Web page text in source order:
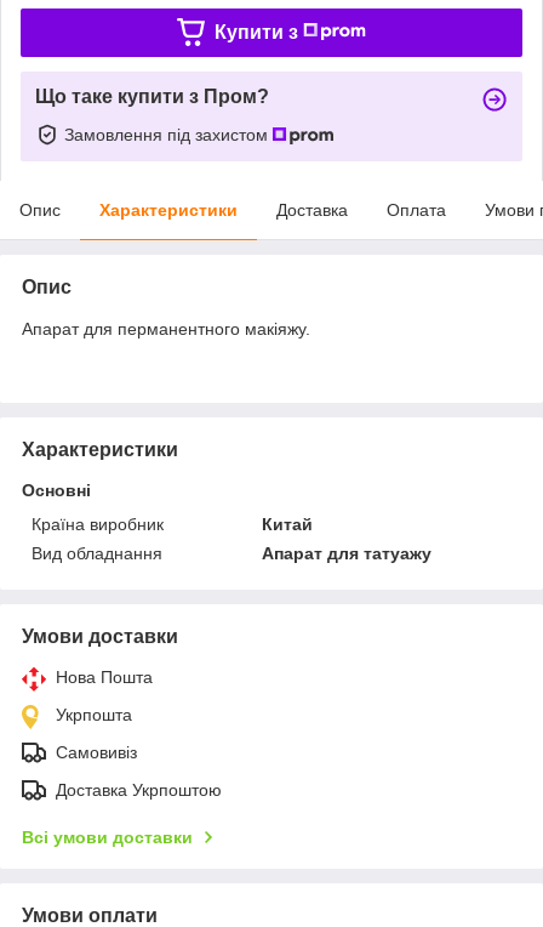
Купити з
Що таке купити з Пром?
Замовлення під захистом
Опис Характеристики Доставка Оплата Умови
Опис
Апарат для перманентного макіяжу.
Характеристики
Основні
Країна виробник
Китай
Вид обладнання
Апарат для татуажу
Умови доставки
Нова Пошта
Укрпошта
Самовивіз
Доставка Укрпоштою
Всі умови доставки
Умови оплати